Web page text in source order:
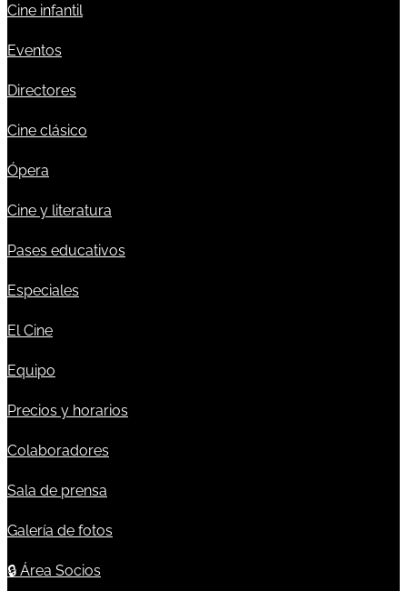
Cine infantil
Eventos
Directores
Cine clásico
Ópera
Cine y literatura
Pases educativos
Especiales
El Cine
Equipo
Precios y horarios
Colaboradores
Sala de prensa
Galería de fotos
🔒 Área Socios